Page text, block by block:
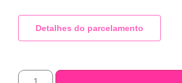
Detalhes do parcelamento